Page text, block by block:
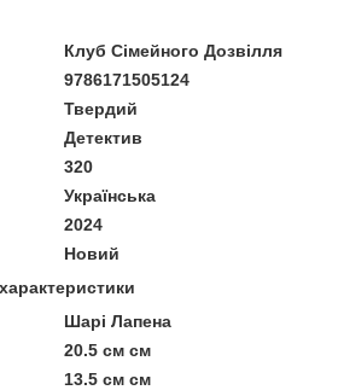
Клуб Сімейного Дозвілля
9786171505124
Твердий
Детектив
320
Українська
2024
Новий
Шарі Лапена
20.5 см см
13.5 см см